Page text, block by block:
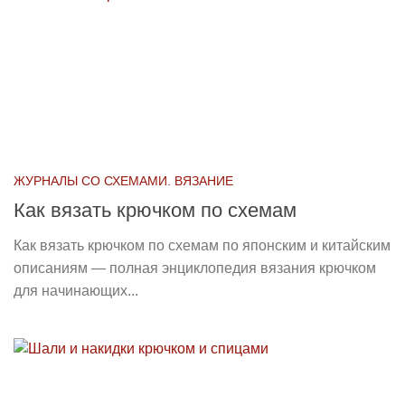
ЖУРНАЛЫ СО СХЕМАМИ. ВЯЗАНИЕ
Как вязать крючком по схемам
Как вязать крючком по схемам по японским и китайским
описаниям — полная энциклопедия вязания крючком
для начинающих...